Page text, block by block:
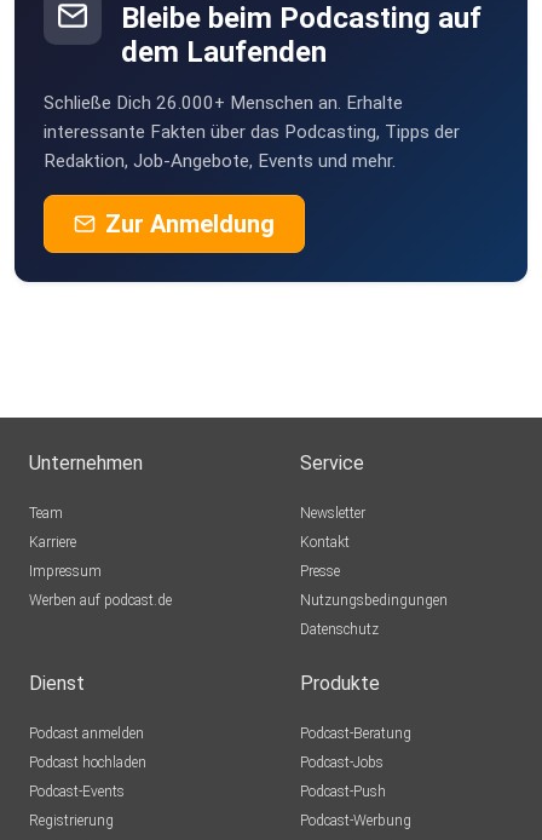
Bleibe beim Podcasting auf
dem Laufenden
Schließe Dich 26.000+ Menschen an. Erhalte
interessante Fakten über das Podcasting, Tipps der
Redaktion, Job-Angebote, Events und mehr.
Zur Anmeldung
Unternehmen
Team
Karriere
Impressum
Werben auf podcast.de
Service
Newsletter
Kontakt
Presse
Nutzungsbedingungen
Datenschutz
Dienst
Podcast anmelden
Podcast hochladen
Podcast-Events
Registrierung
Produkte
Podcast-Beratung
Podcast-Jobs
Podcast-Push
Podcast-Werbung